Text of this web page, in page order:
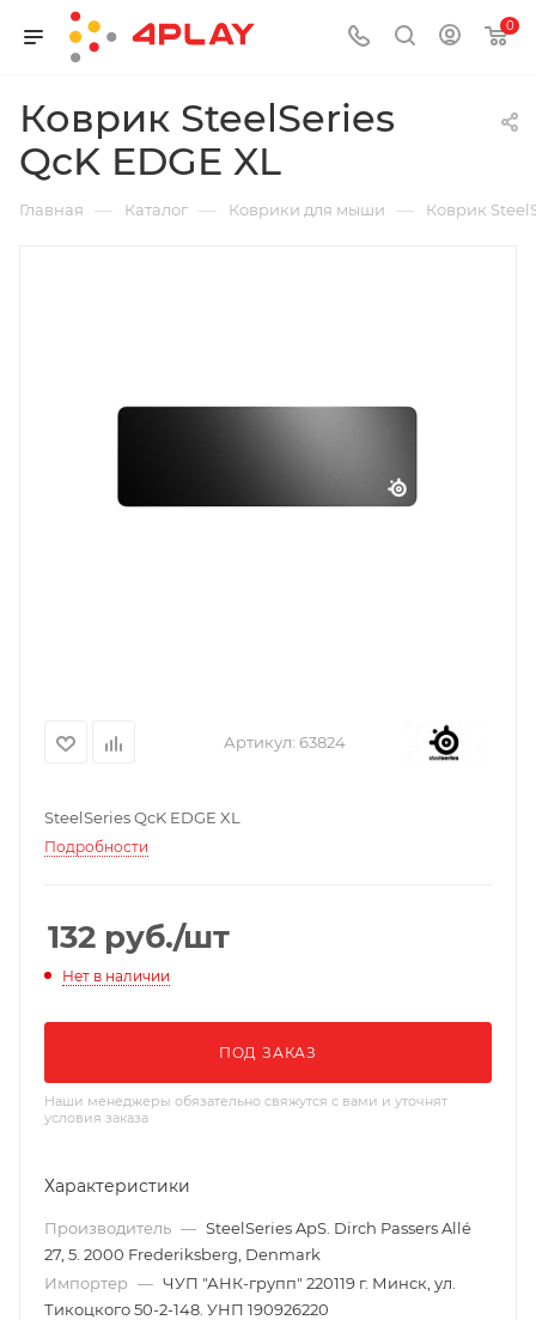
0
Коврик SteelSeries
QcK EDGE XL
Главная — Каталог — Коврики для мыши — Коврик
Артикул: 63824
SteelSeries QcK EDGE XL
Подробности
132 руб./шт
Нет в наличии
ПОД ЗАКАЗ
Наши менеджеры обязательно свяжутся с вами и уточнят
условия заказа
Характеристики
Производитель — SteelSeries ApS. Dirch Passers Allé
27, 5. 2000 Frederiksberg, Denmark
Импортер — ЧУП "АНК-групп" 220119 г. Минск, ул.
Тикоцкого 50-2-148. УНП 190926220